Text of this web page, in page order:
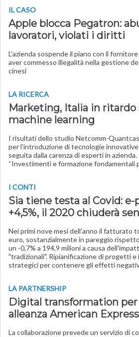
IL CASO
Apple blocca Pegatron:
lavoratori, violati i diritti
L'azienda sospende il piano con il
aver commesso illegalità nella gestione
cinesi
LA RICERCA
Marketing, Italia in ritardo
machine learning
I risultati dello studio Netcomm-
per l’introduzione di tecnologie innovative
seguita dalla carenza di esperti in
“Investimenti e formazione fondamentali
I CONTI
Sia tiene testa al Covid:
+4,5%, il 2020 chiuderà
Nei primi nove mesi dell’anno il fatturato
euro, sostanzialmente in pareggio
un -0,7% a 194,9 milioni a causa
"tradizionali". Ripianificazione di progetti
strategici per contenere gli effetti
LA PARTNERSHIP
Digital transformation
alleanza American
La collaborazione prevede un servizio di